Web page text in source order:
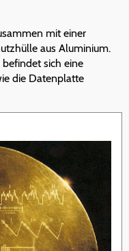
mit einer
aus Aluminium.
befindet sich eine
die Datenplatte